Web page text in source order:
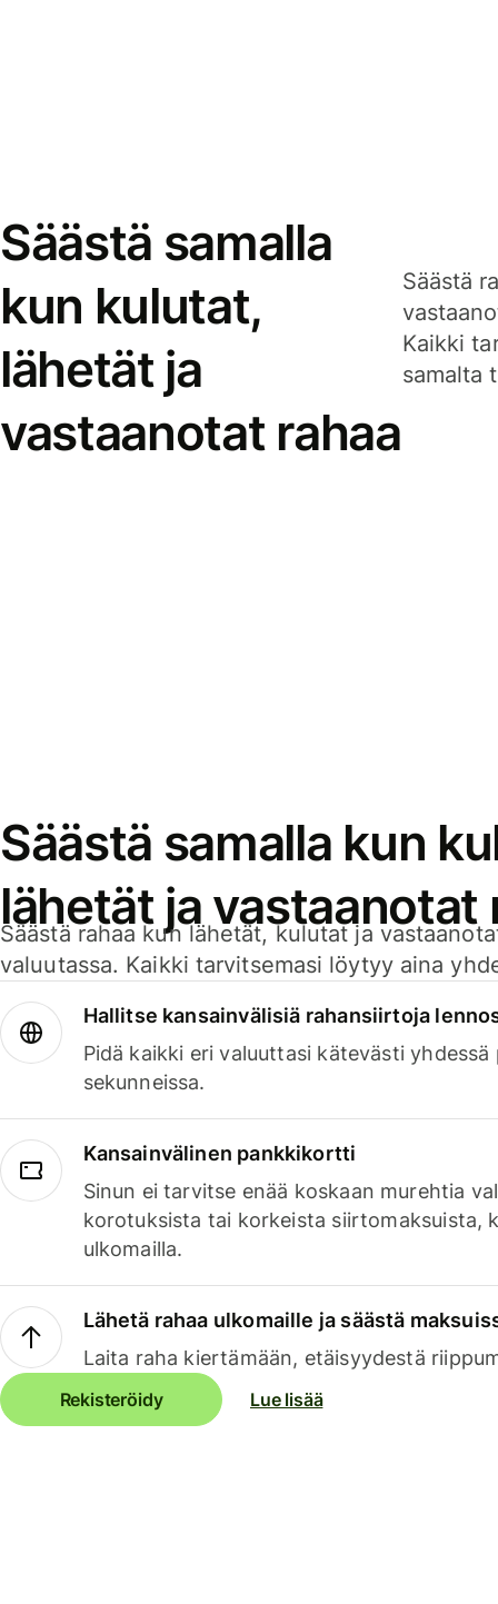
Säästä samalla
kun kulutat,
lähetät ja
vastaanotat rahaa
Säästä
Kaikki
samalta
Säästä samalla kun
lähetät ja vastaanotat
Säästä rahaa kun lähetät, kulutat ja
valuutassa. Kaikki tarvitsemasi löytyy aina
Hallitse kansainvälisiä rahansiirtoja
Pidä kaikki eri valuuttasi kätevästi yhdessä
sekunneissa.
Kansainvälinen pankkikortti
Sinun ei tarvitse enää koskaan murehtia
korotuksista tai korkeista siirtomaksuista,
ulkomailla.
Lähetä rahaa ulkomaille ja säästä
Laita raha kiertämään, etäisyydestä
Rekisteröidy Lue lisää